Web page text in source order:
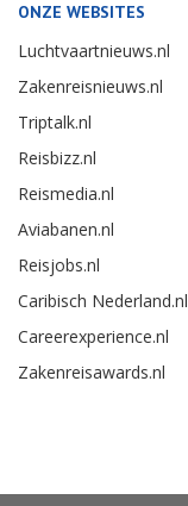
ONZE WEBSITES
Luchtvaartnieuws.nl
Zakenreisnieuws.nl
Triptalk.nl
Reisbizz.nl
Reismedia.nl
Aviabanen.nl
Reisjobs.nl
Caribisch Nederland.nl
Careerexperience.nl
Zakenreisawards.nl